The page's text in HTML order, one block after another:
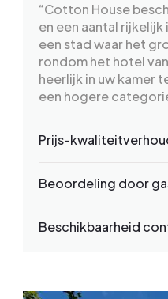
“Cotton House
en een aantal
een stad waar het
rondom het hotel
heerlijk in uw kamer
een hogere
Prijs-
Beoordeling door
Beschikbaarheid